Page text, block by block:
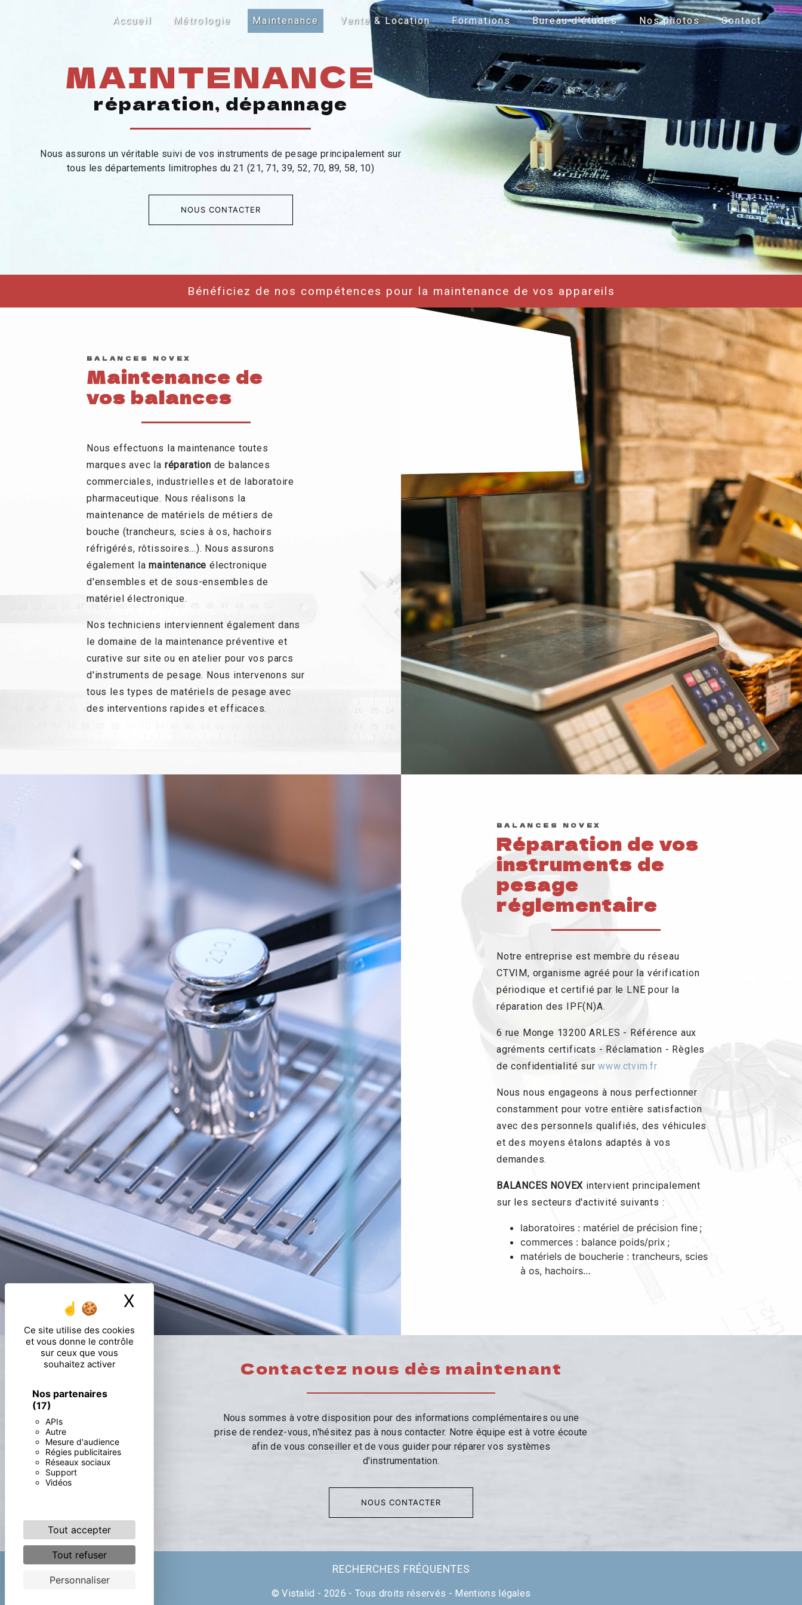
Ce site utilise des cookies
et vous donne le contrôle
sur ceux que vous
souhaitez activer
Nos partenaires
(17)
APIs
Autre
Mesure d'audience
Régies publicitaires
Réseaux sociaux
Support
Vidéos
Tout accepter
Tout refuser
Personnaliser
X Masquer le bandeau des cookies
Accueil Métrologie Maintenance Vente & Location Formations Bureau d'études Nos photos Contact
MAINTENANCE
réparation, dépannage
Nous assurons un véritable suivi de vos instruments de pesage principalement sur
tous les départements limitrophes du 21 (21, 71, 39, 52, 70, 89, 58, 10)
NOUS CONTACTER
Bénéficiez de nos compétences pour la maintenance de vos appareils
BALANCES NOVEX
Maintenance de
vos balances
Nous effectuons la maintenance toutes
marques avec la réparation de balances
commerciales, industrielles et de laboratoire
pharmaceutique. Nous réalisons la
maintenance de matériels de métiers de
bouche (trancheurs, scies à os, hachoirs
réfrigérés, rôtissoires...). Nous assurons
également lamaintenanceélectronique
d'ensembles et de sous-ensembles de
matériel électronique.
Nos techniciens interviennent également dans
le domaine de la maintenance préventive et
curative sur site ou en atelier pour vos parcs
d'instruments de pesage. Nous intervenons sur
tous les types de matériels de pesage avec
des interventions rapides et efficaces.
BALANCES NOVEX
Réparation de vos
instruments de
pesage
réglementaire
Notre entreprise est membre du réseau
CTVIM, organisme agréé pour la vérification
périodique et certifié par le LNE pour la
réparation des IPF(N)A.
6 rue Monge 13200 ARLES - Référence aux
agréments certificats - Réclamation - Règles
de confidentialité surwww.ctvim.fr
Nous nous engageons à nous perfectionner
constamment pour votre entière satisfaction
avec des personnels qualifiés, des véhicules
et des moyens étalons adaptés à vos
demandes.
BALANCES NOVEX intervient principalement
sur les secteurs d'activité suivants :
laboratoires : matériel de précision fine ;
commerces : balance poids/prix ;
matériels de boucherie : trancheurs, scies
à os, hachoirs…
Contactez nous dès maintenant
Nous sommes à votre disposition pour des informations complémentaires ou une
prise de rendez-vous, n'hésitez pas à nous contacter. Notre équipe est à votre écoute
afin de vous conseiller et de vous guider pour réparer vos systèmes
d'instrumentation.
NOUS CONTACTER
RECHERCHES FRÉQUENTES
©Vistalid - 2026 - Tous droits réservés - Mentions légales